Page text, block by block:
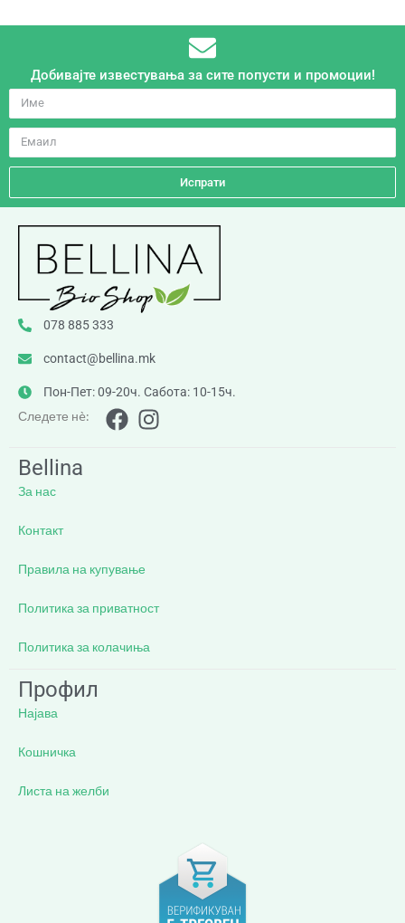
Добивајте известувања за сите попусти и промоции!
Испрати
078 885 333
contact@bellina.mk
Пон-Пет: 09-20ч. Сабота: 10-15ч.
Следете нè:
Bellina
За нас
Контакт
Правила на купување
Политика за приватност
Политика за колачиња
Профил
Најава
Кошничка
Листа на желби